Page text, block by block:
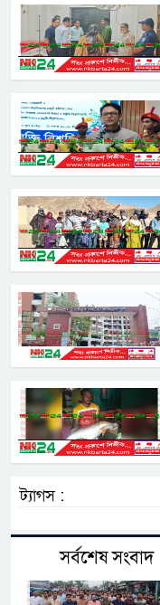
ট্যাগস :
সর্বশেষ সংবাদ